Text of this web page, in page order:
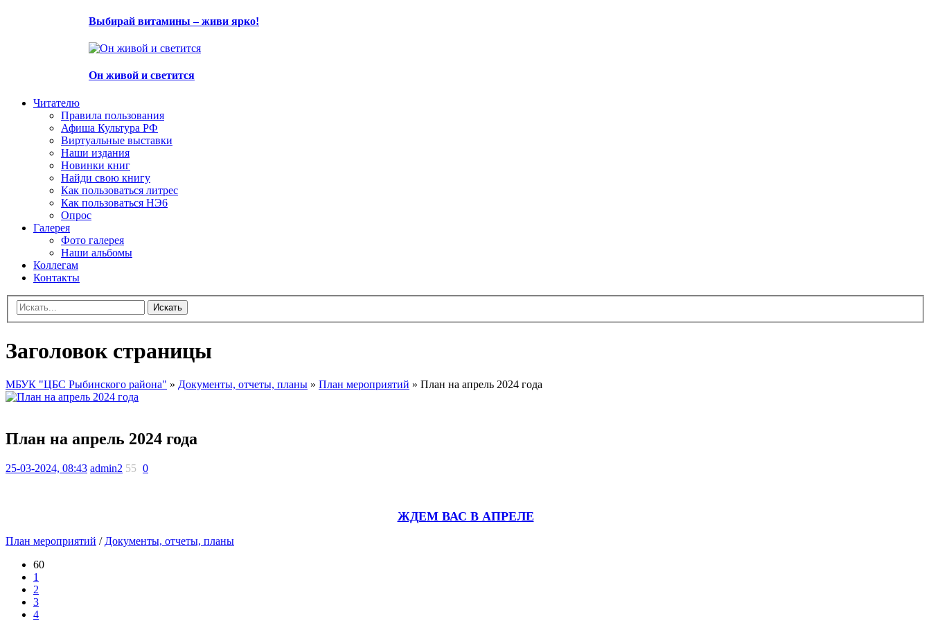
Выбирай витамины – живи ярко!
Он живой и светится
Читателю
Правила пользования
Афиша Культура РФ
Виртуальные выставки
Наши издания
Новинки книг
Найди свою книгу
Как пользоваться литрес
Как пользоваться НЭ6
Опрос
Галерея
Фото галерея
Наши альбомы
Коллегам
Контакты
Искать
Заголовок страницы
МБУК "ЦБС Рыбинского района" » Документы, отчеты, планы » План мероприятий » План на апрель 2024 года
План на апрель 2024 года
25-03-2024, 08:43 admin2 55 0
ЖДЕМ ВАС В АПРЕЛЕ
План мероприятий / Документы, отчеты, планы
60
1
2
3
4